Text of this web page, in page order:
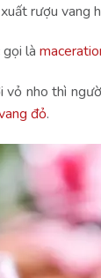
rượu vang
là
vỏ nho thì
đỏ.